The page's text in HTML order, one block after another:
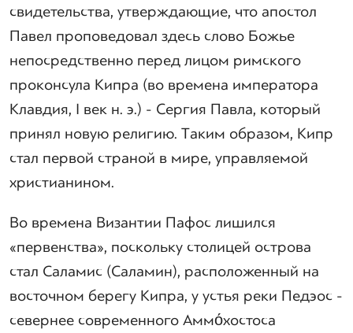
свидетельства, утверждающие, что апостол
Павел проповедовал здесь слово Божье
непосредственно перед лицом римского
проконсула Кипра (во времена императора
Клавдия, I век н. э.) - Сергия Павла, который
принял новую религию. Таким образом, Кипр
стал первой страной в мире, управляемой
христианином.
Во времена Византии Пафос лишился
«первенства», поскольку столицей острова
стал Саламис (Саламин), расположенный на
восточном берегу Кипра, у устья реки Педэос -
севернее современного Аммо́хостоса